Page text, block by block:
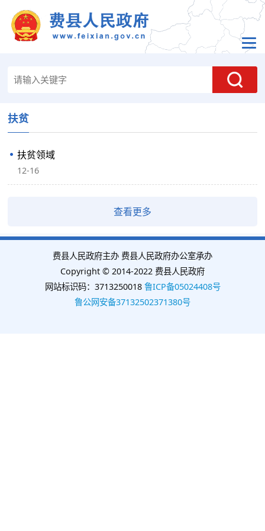
扶贫
扶贫领域
12-16
查看更多
费县人民政府主办 费县人民政府办公室承办
Copyright © 2014-2022 费县人民政府
网站标识码：3713250018 鲁ICP备05024408号
鲁公网安备37132502371380号